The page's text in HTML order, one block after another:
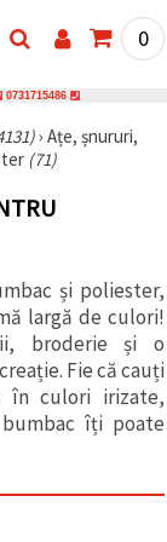
0
0731715486
› Ațe, șnururi,
(71)
și poliester,
largă de culori!
broderie și o
Fie că cauți
în culori irizate,
îți poate